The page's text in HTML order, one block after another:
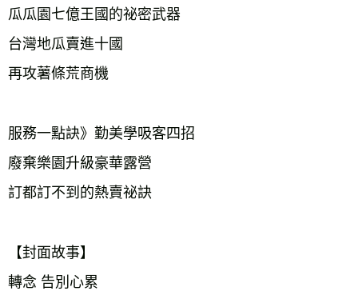
瓜瓜園七億王國的祕密武器
台灣地瓜賣進十國
再攻薯條荒商機
服務一點訣》勤美學吸客四招
廢棄樂園升級豪華露營
訂都訂不到的熱賣祕訣
【封面故事】
轉念 告別心累